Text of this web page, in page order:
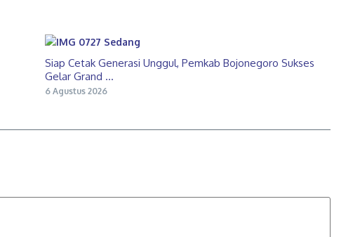
Siap Cetak Generasi Unggul, Pemkab Bojonegoro Sukses
Gelar Grand ...
6 Agustus 2026